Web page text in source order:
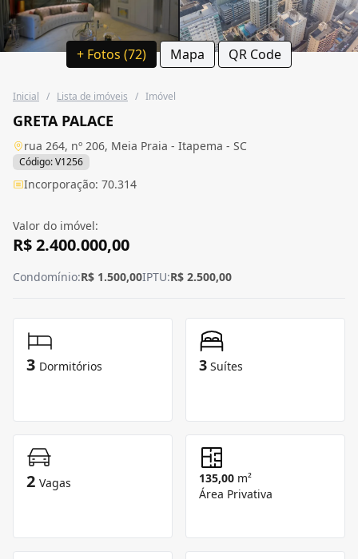
+ Fotos (72) Mapa QR Code
Inicial / Lista de imóveis / Imóvel
GRETA PALACE
rua 264, nº 206, Meia Praia - Itapema - SC
Código: V1256
Incorporação: 70.314
Valor do imóvel:
R$ 2.400.000,00
Condomínio:R$ 1.500,00IPTU:R$ 2.500,00
3 Dormitórios 3 Suítes
2 Vagas 135,00 m²
Área Privativa